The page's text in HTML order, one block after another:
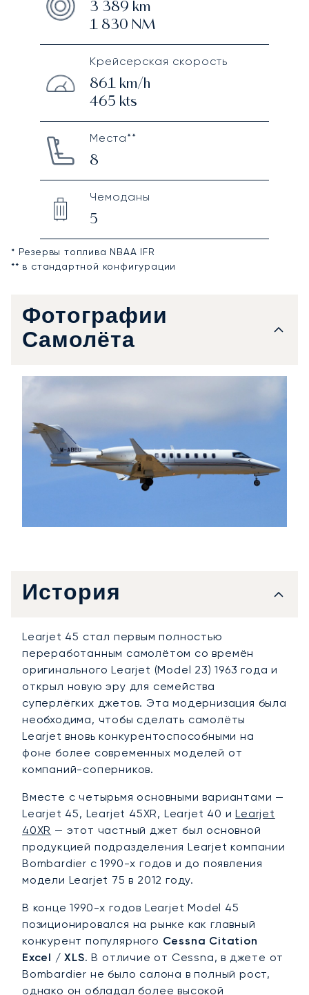
3 389 km
1 830 NM
Крейсерская скорость
861km/h
465 kts
Места**
8
Чемоданы
5
* Резервы топлива NBAA IFR
** в стандартной конфигурации
Фотографии
Самолёта
История
Learjet 45 стал первым полностью
переработанным самолётом со времён
оригинального Learjet (Model 23) 1963 года и
открыл новую эру для семейства
суперлёгких джетов. Эта модернизация была
необходима, чтобы сделать самолёты
Learjet вновь конкурентоспособными на
фоне более современных моделей от
компаний-соперников.
Вместе с четырьмя основными вариантами —
Learjet 45, Learjet 45XR, Learjet 40 иLearjet
40XR — этот частный джет был основной
продукцией подразделения Learjet компании
Bombardier с 1990-х годов и до появления
модели Learjet 75 в 2012 году.
В конце 1990-х годов Learjet Model 45
позиционировался на рынке как главный
конкурент популярного Cessna Citation
Excel / XLS. В отличие от Cessna, в джете от
Bombardier не было салона в полный рост,
однако он обладал более высокой